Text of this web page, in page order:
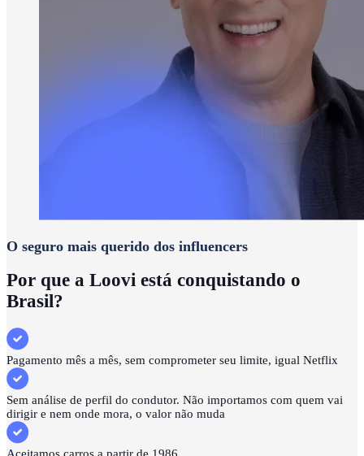
O seguro mais querido dos influencers
Por que a Loovi está conquistando o
Brasil?
Pagamento mês a mês, sem comprometer seu limite, igual Netflix
Sem análise de perfil do condutor. Não importamos com quem vai
dirigir e nem onde mora, o valor não muda